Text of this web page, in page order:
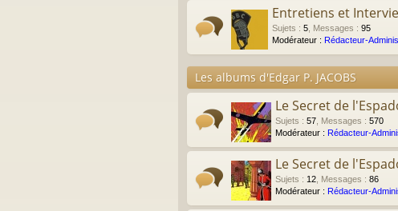
Entretiens et
Sujets : 5 Messages : 95
Modérateur : Rédacteur-
Les albums d'Edgar P. JACOBS
Le Secret de
Sujets : 57 Messages : 570
Modérateur : Rédacteur-
Le Secret de
Sujets : 12 Messages : 86
Modérateur : Rédacteur-